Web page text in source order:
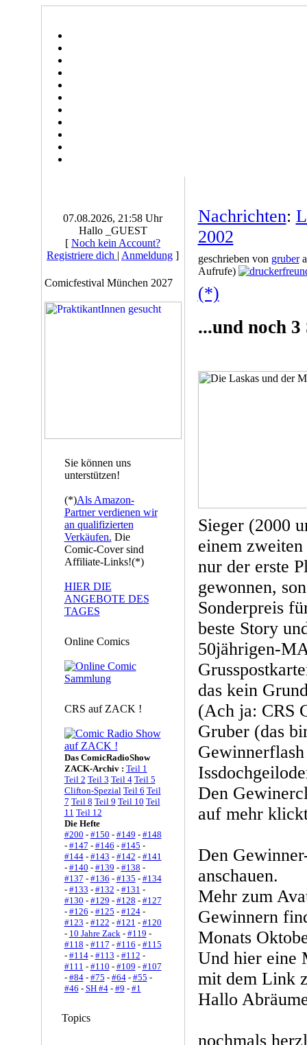
07.08.2026, 21:58 Uhr
Hallo _GUEST
[ Noch kein Account?
Registriere dich | Anmeldung ]
Comicfestival München 2027
Sie können uns
unterstützen!
(*)Als Amazon-
Partner verdienen wir
an qualifizierten
Verkäufen. Die
Comic-Cover sind
Affiliate-Links!(*)
HIER DIE
ANGEBOTE DES
TAGES
Online Comics
CRS auf ZACK !
Das ComicRadioShow
ZACK-Archiv : Teil 1
Teil 2 Teil 3 Teil 4 Teil 5
Clifton-Spezial Teil 6 Teil
7 Teil 8 Teil 9 Teil 10 Teil
11 Teil 12
Die Hefte
#200 - #150 - #149 - #148
- #147 - #146 - #145 -
#144- #143 - #142 - #141
- #140 - #139 - #138 -
#137 - #136 - #135 - #134
- #133 - #132 - #131 -
#130 - #129 - #128 - #127
- #126 - #125 - #124-
#123 - #122 - #121 - #120
- 10 Jahre Zack- #119 -
#118 - #117 - #116 - #115
- #114- #113 - #112 -
#111 - #110 - #109 - #107
- #84- #75 - #64- #55 -
#46 - SH #4- #9 - #1
Topics
Nachrichten:
2002
geschrieben von gruber
Aufrufe)
(*)
...und noch
Sieger (2000
einem
nur der erste
gewonnen,
Sonderpreis
beste Story
50jährigen-
das kein
(Ach ja: CRS
Gruber (das
Den
auf mehr
Den
anschauen.
Mehr zum
Gewinnern
Monats
Und hier eine
mit dem Link
Hallo
nochmals